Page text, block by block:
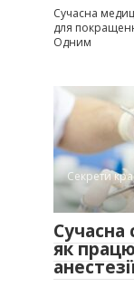
Сучасна
для
Одним
Секрети
Сучасна
як